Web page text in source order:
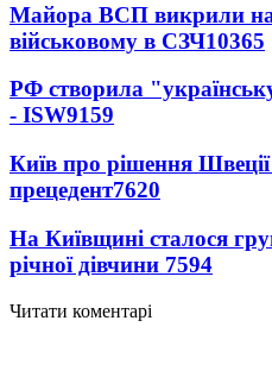
Майора ВСП викрили
військовому в СЗЧ10365
РФ створила
- ISW9159
Київ про рішення
прецедент7620
На Київщині сталося
річної дівчини 7594
Читати коментарі